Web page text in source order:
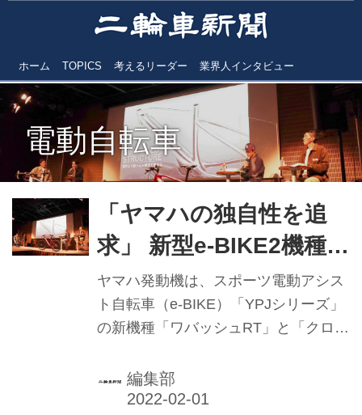
ホーム TOPICS 考えるリーダー 業界人インタビュー
電動自転車
「ヤマハの独自性を追
求」 新型e-BIKE2機種を
市場投入
ヤマハ発動機は、スポーツ電動アシス
ト自転車（e-BIKE）「YPJシリーズ」
の新機種「ワバッシュRT」と「クロス
ら発売を開始する。1月13日に都内で
開催された報道関係者向けの新製品発
編集部